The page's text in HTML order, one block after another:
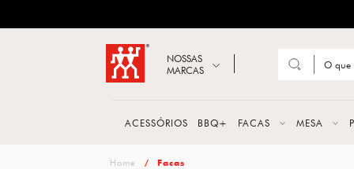
ZWILLING
NOSSAS
MARCAS
ACESSÓRIOS BBQ+ FACAS MESA
Facas